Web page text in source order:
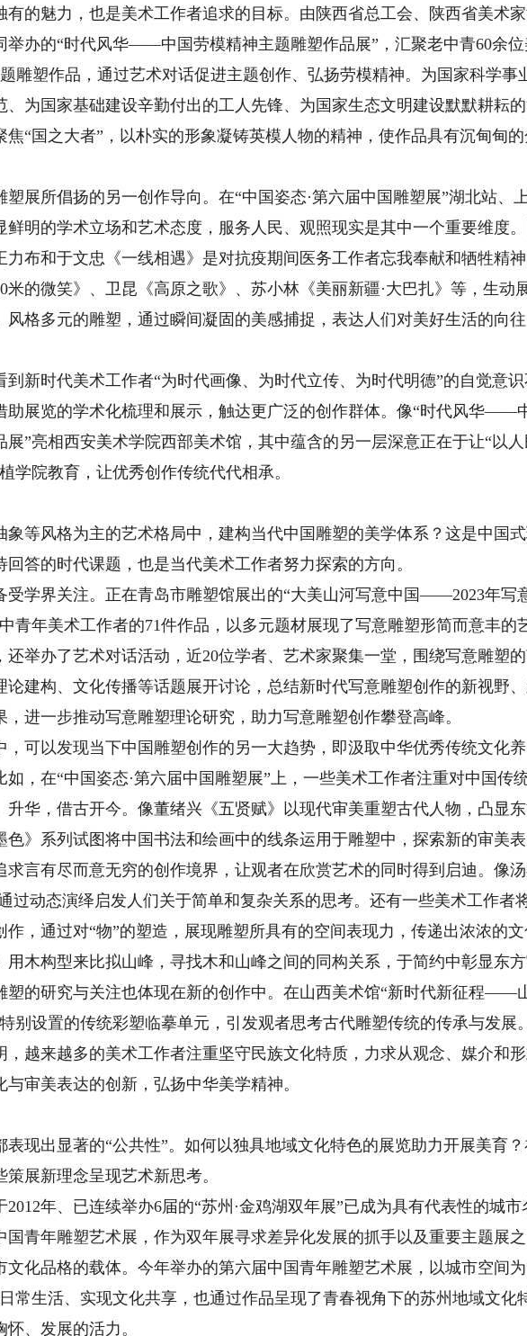
魅力，也是美术工作者追求的目标。由陕西省总工会、陕西省美术
举办的“时代风华——中国劳模精神主题雕塑作品展”，汇聚老中青60余位
雕塑作品，通过艺术对话促进主题创作、弘扬劳模精神。为国家科学事
、为国家基础建设辛勤付出的工人先锋、为国家生态文明建设默默耕耘
“国之大者”，以朴实的形象凝铸英模人物的精神，使作品具有沉甸甸的
所倡扬的另一创作导向。在“中国姿态·第六届中国雕塑展”湖北站、
鲜明的学术立场和艺术态度，服务人民、观照现实是其中一个重要维度
力布和于文忠《一线相遇》是对抗疫期间医务工作者忘我奉献和牺牲精
米的微笑》、卫昆《高原之歌》、苏小林《美丽新疆·大巴扎》等，生动
风格多元的雕塑，通过瞬间凝固的美感捕捉，表达人们对美好生活的向往
时代美术工作者“为时代画像、为时代立传、为时代明德”的自觉意识
助展览的学术化梳理和展示，触达更广泛的创作群体。像“时代风华——
展”亮相西安美术学院西部美术馆，其中蕴含的另一层深意正在于让“以人
学院教育，让优秀创作传统代代相承。
风格为主的艺术格局中，建构当代中国雕塑的美学体系？这是中国
答的时代课题，也是当代美术工作者努力探索的方向。
学界关注。正在青岛市雕塑馆展出的“大美山河写意中国——2023年写
青年美术工作者的71件作品，以多元题材展现了写意雕塑形简而意丰的
还举办了艺术对话活动，近20位学者、艺术家聚集一堂，围绕写意雕塑
论建构、文化传播等话题展开讨论，总结新时代写意雕塑创作的新视野
进一步推动写意雕塑理论研究，助力写意雕塑创作攀登高峰。
以发现当下中国雕塑创作的另一大趋势，即汲取中华优秀传统文化养
，在“中国姿态·第六届中国雕塑展”上，一些美术工作者注重对中国传
升华，借古开今。像董绪兴《五贤赋》以现代审美重塑古代人物，凸显
色》系列试图将中国书法和绘画中的线条运用于雕塑中，探索新的审美表
求言有尽而意无穷的创作境界，让观者在欣赏艺术的同时得到启迪。像
过动态演绎启发人们关于简单和复杂关系的思考。还有一些美术工作者
作，通过对“物”的塑造，展现雕塑所具有的空间表现力，传递出浓浓的
用木构型来比拟山峰，寻找木和山峰之间的同构关系，于简约中彰显东
塑的研究与关注也体现在新的创作中。在山西美术馆“新时代新征程——
别设置的传统彩塑临摹单元，引发观者思考古代雕塑传统的传承与发展。
来越多的美术工作者注重坚守民族文化特质，力求从观念、媒介和
审美表达的创新，弘扬中华美学精神。
出显著的“公共性”。如何以独具地域文化特色的展览助力开展美育？
展新理念呈现艺术新思考。
年、已连续举办6届的“苏州·金鸡湖双年展”已成为具有代表性的城市
国青年雕塑艺术展，作为双年展寻求差异化发展的抓手以及重要主题展之
文化品格的载体。今年举办的第六届中国青年雕塑艺术展，以城市空间为
常生活、实现文化共享，也通过作品呈现了青春视角下的苏州地域文化
、发展的活力。